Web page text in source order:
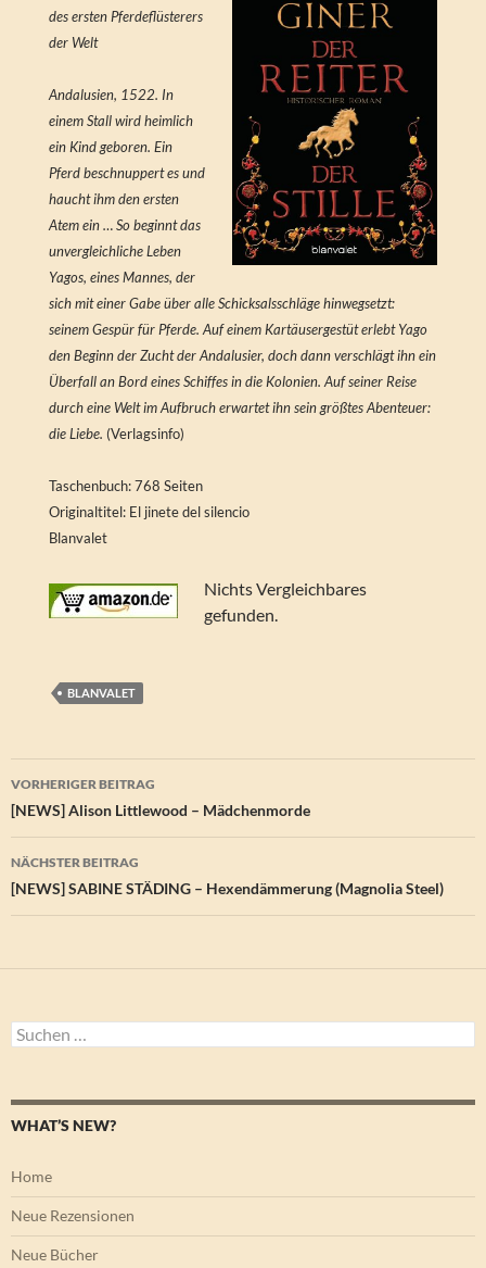
des ersten Pferdeflüsterers
der Welt
Andalusien, 1522. In
einem Stall wird heimlich
ein Kind geboren. Ein
Pferd beschnuppert es und
haucht ihm den ersten
Atem ein … So beginnt das
unvergleichliche Leben
Yagos, eines Mannes, der
sich mit einer Gabe über alle Schicksalsschläge hinwegsetzt:
seinem Gespür für Pferde. Auf einem Kartäusergestüt erlebt Yago
den Beginn der Zucht der Andalusier, doch dann verschlägt ihn ein
Überfall an Bord eines Schiffes in die Kolonien. Auf seiner Reise
durch eine Welt im Aufbruch erwartet ihn sein größtes Abenteuer:
die Liebe. (Verlagsinfo)
Taschenbuch: 768 Seiten
Originaltitel: El jinete del silencio
Blanvalet
Nichts Vergleichbares
gefunden.
BLANVALET
Beitragsnavigation
VORHERIGER BEITRAG
[NEWS] Alison Littlewood – Mädchenmorde
NÄCHSTER BEITRAG
[NEWS] SABINE STÄDING – Hexendämmerung (Magnolia Steel)
Suchen
nach:
WHAT’S NEW?
Home
Neue Rezensionen
Neue Bücher